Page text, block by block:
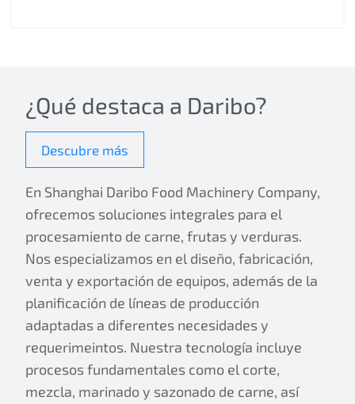
¿Qué destaca a Daribo?
Descubre más
En Shanghai Daribo Food Machinery Company,
ofrecemos soluciones integrales para el
procesamiento de carne, frutas y verduras.
Nos especializamos en el diseño, fabricación,
venta y exportación de equipos, además de la
planificación de líneas de producción
adaptadas a diferentes necesidades y
requerimeintos. Nuestra tecnología incluye
procesos fundamentales como el corte,
mezcla, marinado y sazonado de carne, así